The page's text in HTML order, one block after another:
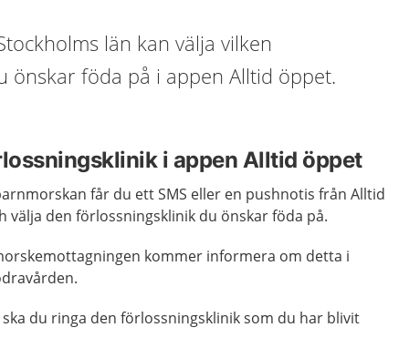
län kan välja vilken
önskar föda på i appen Alltid öppet.
i appen Alltid öppet
får du ett SMS eller en pushnotis från Alltid
välja den förlossningsklinik du önskar föda på.
kommer informera om detta i
du ringa den förlossningskliniksom du har blivit